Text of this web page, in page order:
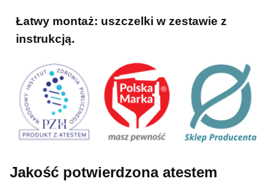
Łatwy montaż: uszczelki w zestawie z
instrukcją.
Jakość potwierdzona atestem